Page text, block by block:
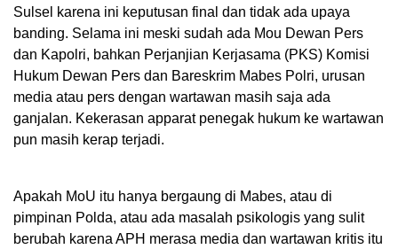
Sulsel karena ini keputusan final dan tidak ada upaya
banding. Selama ini meski sudah ada Mou Dewan Pers
dan Kapolri, bahkan Perjanjian Kerjasama (PKS) Komisi
Hukum Dewan Pers dan Bareskrim Mabes Polri, urusan
media atau pers dengan wartawan masih saja ada
ganjalan. Kekerasan apparat penegak hukum ke wartawan
pun masih kerap terjadi.
Apakah MoU itu hanya bergaung di Mabes, atau di
pimpinan Polda, atau ada masalah psikologis yang sulit
berubah karena APH merasa media dan wartawan kritis itu